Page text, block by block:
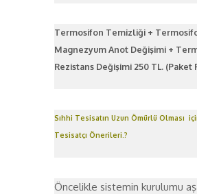
Termosifon Temizliği +
Magnezyum Anot Değişimi +
Rezistans Değişimi 250 TL. (Paket
Sıhhi Tesisatın Uzun Ömürlü Olması
Tesisatçı Önerileri.?
Öncelikle sistemin kurulumu